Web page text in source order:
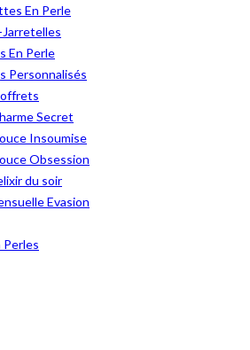
En Perle
En Perle
Personnalisés
Secret
Insoumise
Obsession
du soir
Evasion
Perles